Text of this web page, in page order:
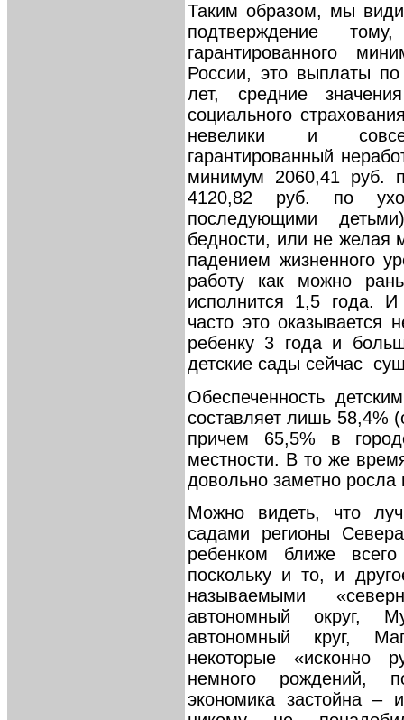
Таким образом, мы
подтверждение
гарантированного
России, это выплаты
лет, средние
социального
невелики и
гарантированный
минимум 2060,41 руб.
4120,82 руб. по
последующими
бедности, или не желая
падением жизненного
работу как можно
исполнится 1,5 года.
часто это оказывается
ребенку 3 года и
детские сады сейчас
Обеспеченность
составляет лишь 58,4%
причем 65,5% в
местности. В то же
довольно заметно росла
Можно видеть, что
садами регионы
ребенком ближе
поскольку и то, и
называемыми
автономный округ,
автономный круг,
некоторые «исконно
немного рождений,
экономика застойна –